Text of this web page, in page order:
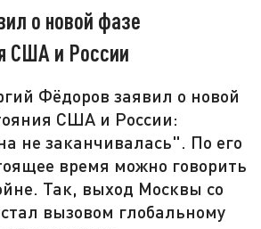
о новой фазе
США и России
Фёдоров заявил о новой
США и России:
не заканчивалась". По его
время можно говорить
Так, выход Москвы со
вызовом глобальному